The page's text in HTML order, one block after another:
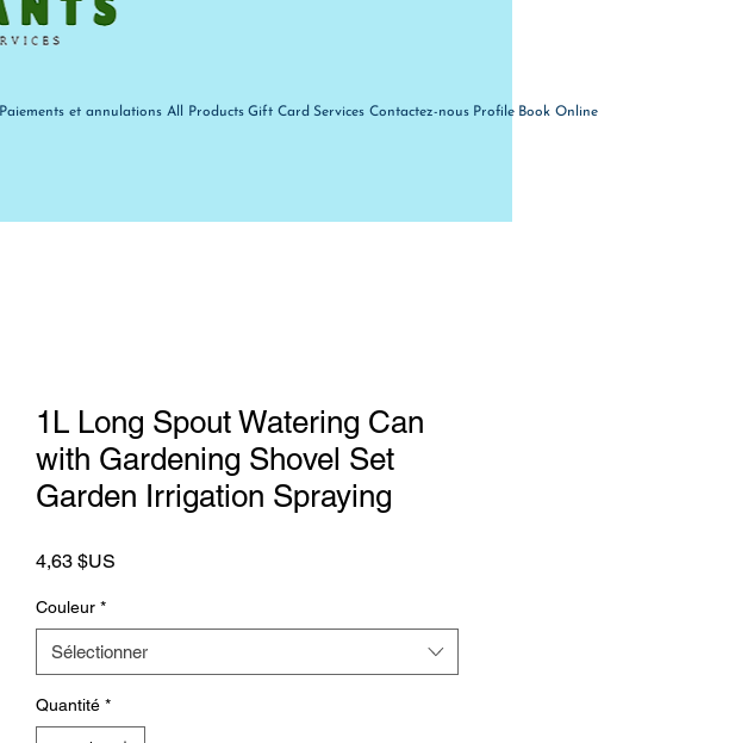
Paiements et annulations All Products Gift Card Services Contactez-nous Profile Book Online
1L Long Spout Watering Can
with Gardening Shovel Set
Garden Irrigation Spraying
4,63 $US
Couleur *
Sélectionner
Quantité *